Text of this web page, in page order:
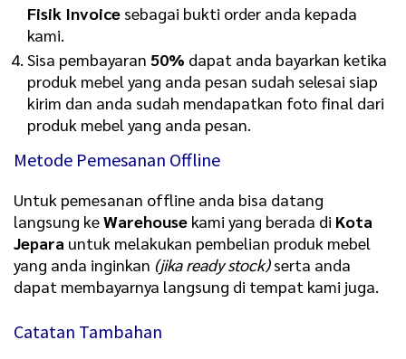
Fisik Invoice sebagai bukti order anda kepada
kami.
Sisa pembayaran 50% dapat anda bayarkan ketika
produk mebel yang anda pesan sudah selesai siap
kirim dan anda sudah mendapatkan foto final dari
produk mebel yang anda pesan.
Metode Pemesanan Offline
Untuk pemesanan offline anda bisa datang
langsung keWarehouse kami yang berada di Kota
Jepara untuk melakukan pembelian produk mebel
yang anda inginkan (jika ready stock)serta anda
dapat membayarnya langsung di tempat kami juga.
Catatan Tambahan